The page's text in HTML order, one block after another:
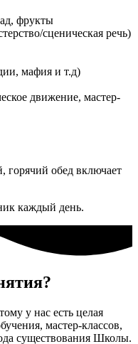
фрукты
сценическая речь)
мафия и т.д)
движение, мастер-
горячий обед включает
каждый день.
у нас есть целая
мастер-классов,
существования Школы.